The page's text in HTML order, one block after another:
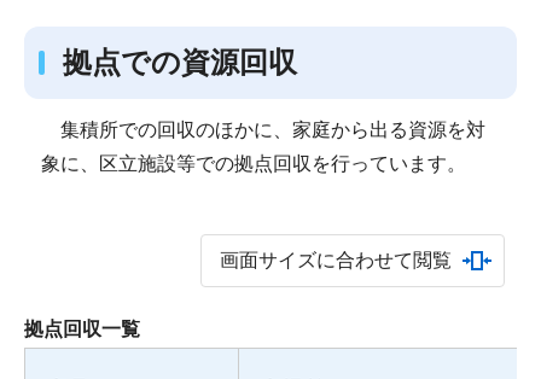
拠点での資源回収
集積所での回収のほかに、家庭から出る資源を対
象に、区立施設等での拠点回収を行っています。
画面サイズに合わせて閲覧
拠点回収一覧